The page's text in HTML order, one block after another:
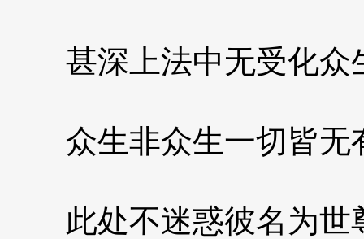
甚深上法中无受化众
众生非众生一切皆无
此处不迷惑彼名为世